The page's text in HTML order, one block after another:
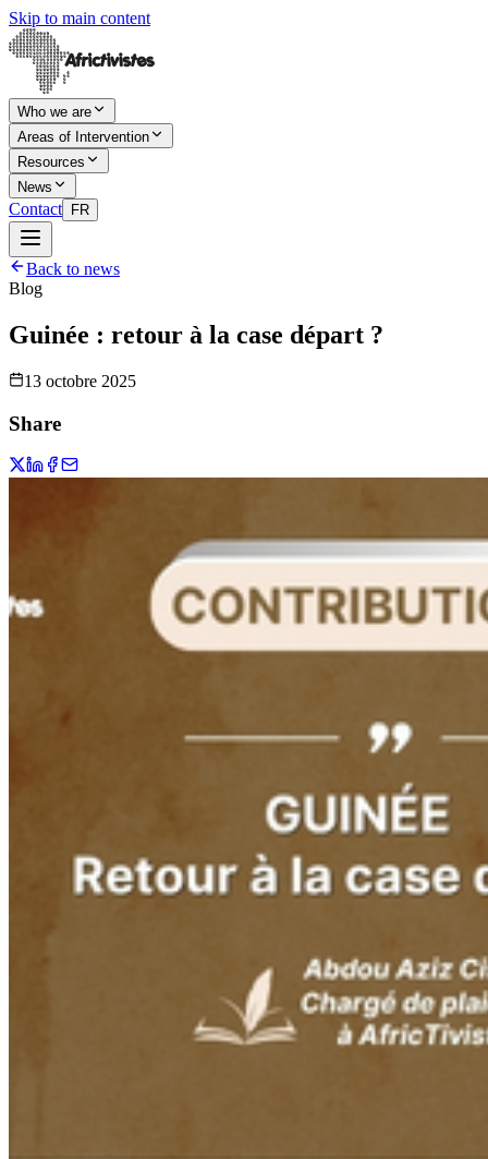
Skip to main content
Who we are
Areas of Intervention
Resources
News
Contact FR
Back to news
Blog
Guinée : retour à la case départ ?
13 octobre 2025
Share